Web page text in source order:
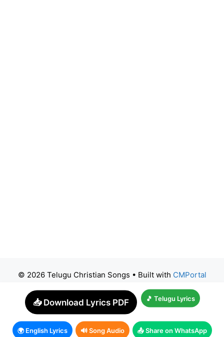
© 2026 Telugu Christian Songs • Built with CMPortal
📥 Download Lyrics PDF 🎵 Telugu Lyrics
🌍 English Lyrics 🔊 Song Audio 📤 Share on WhatsApp